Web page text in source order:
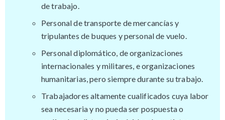
de trabajo.
Personal de transporte de mercancías y
tripulantes de buques y personal de vuelo.
Personal diplomático, de organizaciones
internacionales y militares, e organizaciones
humanitarias, pero siempre durante su trabajo.
Trabajadores altamente cualificados cuya labor
sea necesaria y no pueda ser pospuesta o